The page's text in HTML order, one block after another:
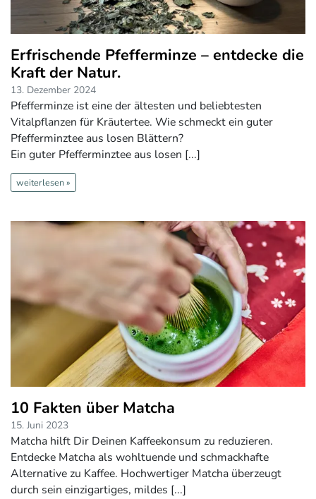
Erfrischende Pfefferminze – entdecke die
Kraft der Natur.
13. Dezember 2024
Pfefferminze ist eine der ältesten und beliebtesten
Vitalpflanzen für Kräutertee. Wie schmeckt ein guter
Pfefferminztee aus losen Blättern?
Ein guter Pfefferminztee aus losen [...]
weiterlesen »
10 Fakten über Matcha
15. Juni 2023
Matcha hilft Dir Deinen Kaffeekonsum zu reduzieren.
Entdecke Matcha als wohltuende und schmackhafte
Alternative zu Kaffee. Hochwertiger Matcha überzeugt
durch sein einzigartiges, mildes [...]